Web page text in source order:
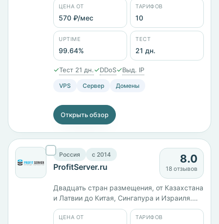
Нидерландах, юрлицо — ООО «ИТ-ГРАД 1
Клауд». Линейка Enterprise SSD размечена
по диску: 10 ГБ с 1 ГБ памяти стоят 509 ₽/
мес, 100 ГБ с 4 ядрами и 5 ГБ — 5000 ₽/
мес. Тестовый период 21 день.
ЦЕНА ОТ
570 ₽/мес
ТАРИФОВ
10
UPTIME
99.64%
ТЕСТ
21 дн.
✓Тест 21 дн.✓DDoS✓Выд. IP
VPS Сервер Домены
Открыть обзор
Россия c 2014
ProfitServer.ru
8.0
18 отзывов
Двадцать стран размещения, от Казахстана
и Латвии до Китая, Сингапура и Израиля.
Юрлицо ООО «ИТК», работает с 2014 года.
Тринадцать тарифов от 80 ₽/мес: KVM-1 с 1
ЦЕНА ОТ ТАРИФОВ